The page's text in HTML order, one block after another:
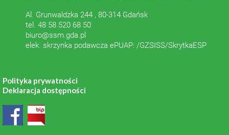
Al. Grunwaldzka 244 , 80-314 Gdańsk
tel. 48 58 520 68 50
biuro@ssm.gda.pl
elek. skrzynka podawcza ePUAP: /GZSISS/SkrytkaESP
Polityka prywatności
Deklaracja dostępności